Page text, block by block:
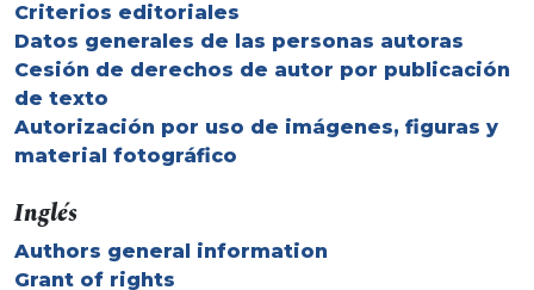
Criterios editoriales
Datos generales de las personas autoras
Cesión de derechos de autor por publicación
de texto
Autorización por uso de imágenes, figuras y
material fotográfico
Inglés
Authors general information
Grant of rights